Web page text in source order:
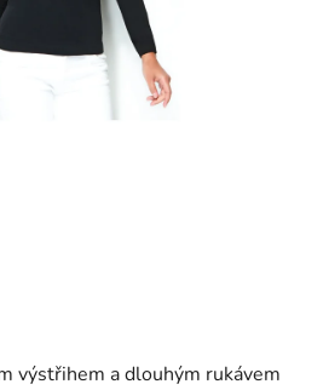
výstřihem a dlouhým rukávem